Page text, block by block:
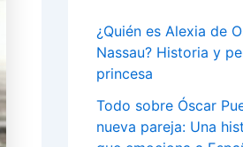
¿Quién es Alexia de
Nassau? Historia y
princesa
Todo sobre Óscar
nueva pareja: Una